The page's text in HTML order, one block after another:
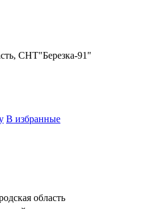
СНТ"Березка-91"
В избранные
область